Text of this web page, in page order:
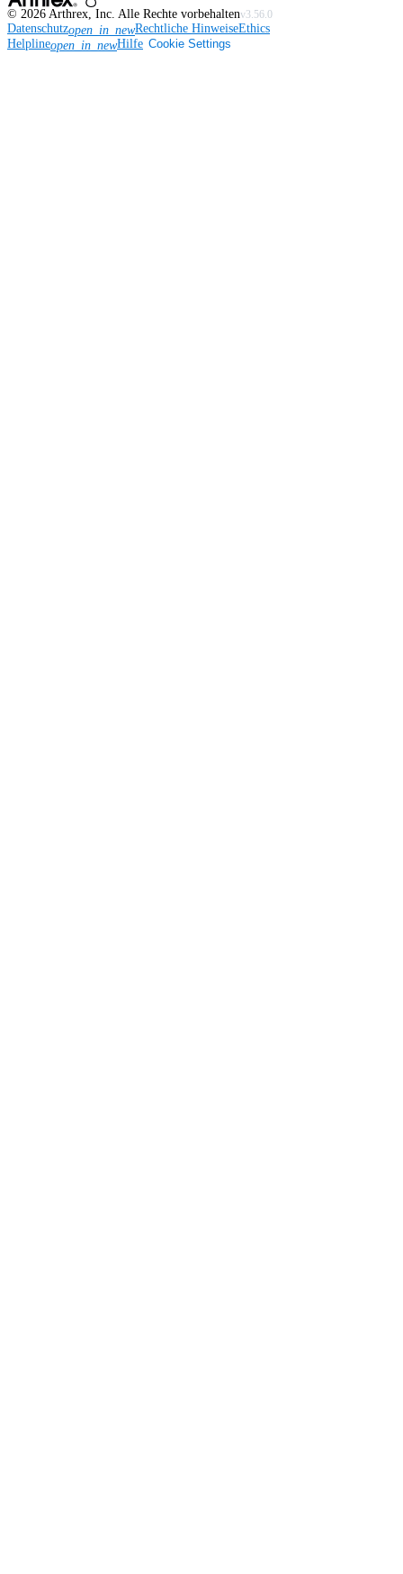
© 2026 Arthrex, Inc. Alle Rechte vorbehaltenv3.56.0
Datenschutzopen_in_newRechtliche HinweiseEthics
Helplineopen_in_newHilfe Cookie Settings